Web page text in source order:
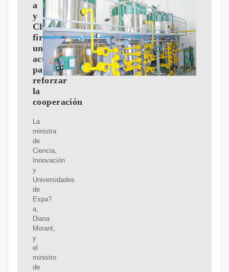
a
y
China
firman
un
acuerdo
para
reforzar
la
cooperación
La
ministra
de
Ciencia,
Innovación
y
Universidades
de
Espa?
a,
Diana
Morant,
y
el
ministro
de